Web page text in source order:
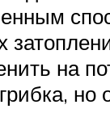
на
но